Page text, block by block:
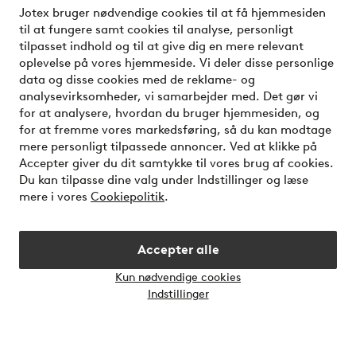
Jotex bruger nødvendige cookies til at få hjemmesiden
til at fungere samt cookies til analyse, personligt
tilpasset indhold og til at give dig en mere relevant
oplevelse på vores hjemmeside. Vi deler disse personlige
data og disse cookies med de reklame- og
analysevirksomheder, vi samarbejder med. Det gør vi
for at analysere, hvordan du bruger hjemmesiden, og
for at fremme vores markedsføring, så du kan modtage
mere personligt tilpassede annoncer. Ved at klikke på
Accepter giver du dit samtykke til vores brug af cookies.
Du kan tilpasse dine valg under Indstillinger og læse
mere i vores Cookiepolitik.
Accepter alle
Kun nødvendige cookies
Indstillinger
Kundeservice Bestilling Betalingsmåde
Mine sider
Vilkår
Venner
Sikre betalinger - betal nu eller del op